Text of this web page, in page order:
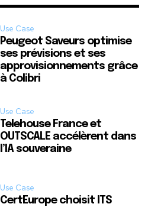
Use Case
Peugeot Saveurs optimise
ses prévisions et ses
approvisionnements grâce
à Colibri
Use Case
Telehouse France et
OUTSCALE accélèrent dans
l’IA souveraine
Use Case
CertEurope choisit ITS